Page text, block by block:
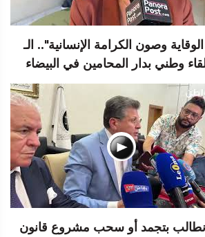
وصون الكرامة الإنسانية".. الـ
نطالب بتجمد أو سحب مشروع قانون